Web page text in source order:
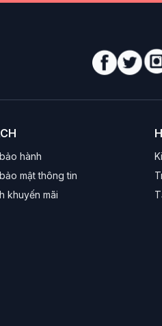
hành
mật thông tin
khuyến mãi